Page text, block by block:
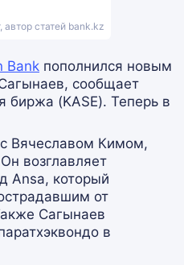
автор статей bank.kz
Bank пополнился новым
сообщает
биржа (KASE). Теперь в
Вячеславом Кимом,
возглавляет
Ansa, который
от
Сагынаев
в